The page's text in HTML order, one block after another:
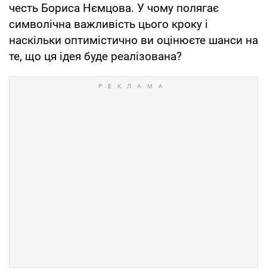
честь Бориса Нємцова. У чому полягає
символічна важливість цього кроку і
наскільки оптимістично ви оцінюєте шанси на
те, що ця ідея буде реалізована?